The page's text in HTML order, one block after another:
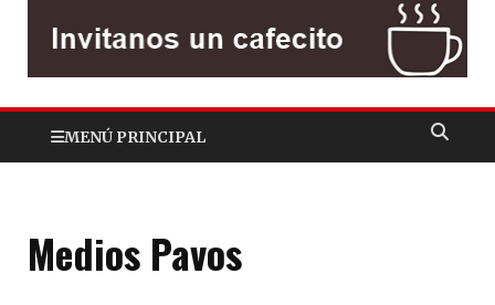
MENÚ PRINCIPAL
Medios Pavos